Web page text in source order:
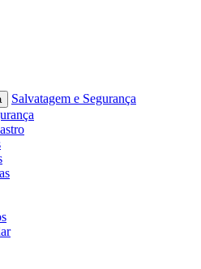
Salvatagem e Segurança